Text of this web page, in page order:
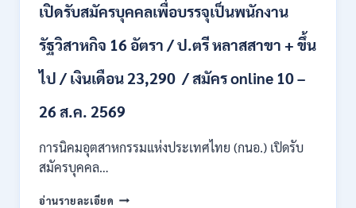
เปิดรับสมัครบุคคลเพื่อบรรจุเป็นพนักงาน
รัฐวิสาหกิจ 16 อัตรา / ป.ตรี หลาสสาขา + ขึ้น
ไป / เงินเดือน 23,290 / สมัคร online 10 –
26 ส.ค. 2569
การนิคมอุตสาหกรรมแห่งประเทศไทย (กนอ.) เปิดรับ
สมัครบุคคล…
อ่านรายละเอียด การ